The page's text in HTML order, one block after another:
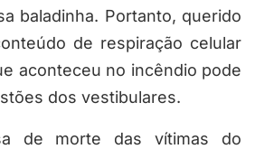
baladinha. Portanto, querido
de respiração celular
aconteceu no incêndio pode
dos vestibulares.
de morte das vítimas do